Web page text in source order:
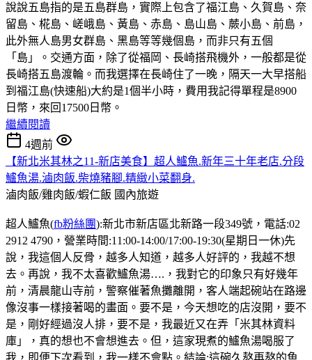
說說五島指的是五島群島，實際上包含了福江島、久賀島、奈
留島、椛島、嵯峨島、黃島、赤島、島山島、蕨小島、前島，
此外無人島男女群島、黑島等等幾個島，而非只有五個
「島」。交通方面，除了從福岡、長崎搭飛機外，一般都是從
長崎搭五島渡輪。而我選擇在長崎住了一晚，隔天一大早搭船
到福江島(快速船)大約是1個半小時，費用我記得單程是8900
日幣，來回17500日幣。
繼續閱讀
4週前
【新北米其林之11-新店美食】超人鱸魚.新年三十年老店.分段
鱸魚湯.滷肉飯.柴燒豬腳.精緻小菜翻身.
滷肉飯/雞肉飯/蝦仁飯 國內旅遊
超人鱸魚(fb粉絲團):新北市新店區北新路一段349號，電話:02
2912 4790，營業時間:11:00-14:00/17:00-19:30(星期日一休)先
說，我這個人反骨，越多人知道，越多人好評的，我越不想
去。再說，我不太喜歡鱸魚湯….，我對它的印象只有好幾年
前，清晨龍山寺前，警察催著魚攤離開，客人端起碗站在路邊
像沒事一樣接著喝的畫面。要不是，今天想吃的店沒開，要不
是，剛好經過沒人排，要不是，我最近又在弄「米其林資料
庫」，真的想也不會想進去。但，這家現煮的鱸魚湯喝服了
我，即便下次看到，我一樣不會點。結論:這碗久熬再熬的魚